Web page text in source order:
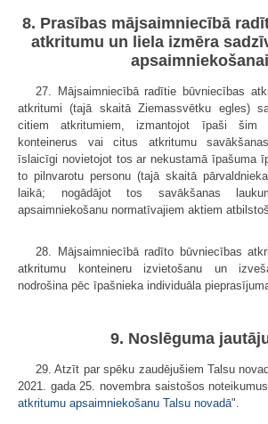
8. Prasības mājsaimniecībā
atkritumu un liela izmēra
apsaimniekošanai
27. Mājsaimniecībā radītie būvniecības
atkritumi (tajā skaitā Ziemassvētku egles)
citiem atkritumiem, izmantojot īpaši šim
konteinerus vai citus atkritumu
īslaicīgi novietojot tos ar nekustamā īpašuma
to pilnvarotu personu (tajā skaitā
laikā; nogādājot tos savākšanas
apsaimniekošanu normatīvajiem aktiem
28. Mājsaimniecībā radīto būvniecības
atkritumu konteineru izvietošanu un
nodrošina pēc īpašnieka individuāla
9. Noslēguma
29. Atzīt par spēku zaudējušiem Talsu
2021. gada 25. novembra saistošos
atkritumu apsaimniekošanu Talsu novadā".